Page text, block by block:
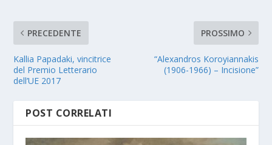
PRECEDENTE
Kallia Papadaki, vincitrice
del Premio Letterario
dell’UE 2017
PROSSIMO
“Alexandros Koroyiannakis
(1906-1966) – Incisione”
POST CORRELATI